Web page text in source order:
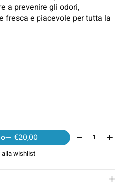
a prevenire gli odori,
fresca e piacevole per tutta la
— €20,00 Quantità:
alla wishlist